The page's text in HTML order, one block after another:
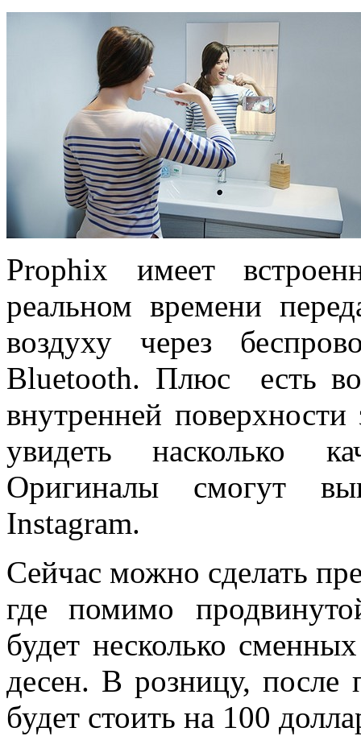
Prophix имеет
реальном времени
воздуху через
Bluetooth. Плюс есть
внутренней
увидеть насколько
Оригиналы смогут
Instagram.
Сейчас можно сделать
где помимо
будет несколько
десен. В розницу,
будет стоить на 100